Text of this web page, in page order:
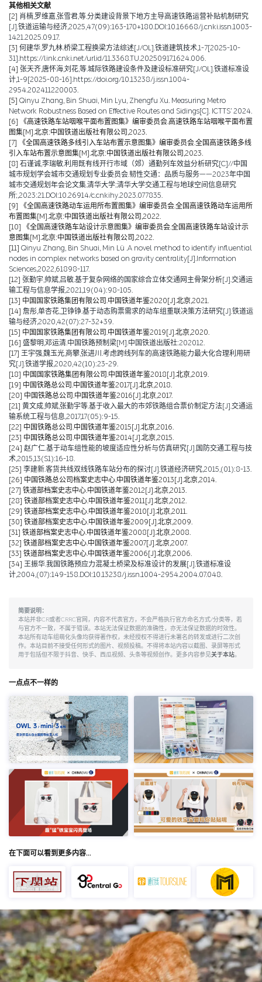
其他相关文献
[2] 肖楠,罗维嘉,张雪君,等.分类建设背景下地方主导高速铁路运营补贴机制研究
[J].铁道运输与经济,2025,47(09):163-170+180.DOI:10.16668/j.cnki.issn.1003-
1421.2025.09.17.
[3] 何建华,罗九林.桥梁工程换梁方法综述[J/OL].铁道建筑技术,1-7[2025-10-
31].https://link.cnki.net/urlid/11.3368.TU.20250917.1624.006.
[4] 张天齐,唐怀海,刘花,等.城际铁路建设条件及建设标准研究[J/OL].铁道标准设
计,1-9[2025-08-16].https://doi.org/10.13238/j.issn.1004-
2954.202411220003.
[5] Qinyu Zhang, Bin Shuai, Min Lyu, Zhengfu Xu. Measuring Metro
Network Robustness Based on Effective Routes and Sidings[C]. ICTTS’ 2024.
[6]
《高速铁路车站咽喉平面布置图集》编审委员会.高速铁路车站咽喉平面布置
图集[M].北京:中国铁道出版社有限公司,2023.
[7]
《全国高速铁路多线引入车站布置示意图集》编审委员会.全国高速铁路多线
引入车站布置示意图集[M].北京:中国铁道出版社有限公司,2023.
[8] 石谨诚,李瑞敏.利用既有线开行市域（郊）通勤列车效益分析研究[C]//中国
城市规划学会城市交通规划专业委员会.韧性交通：品质与服务——2023年中国
城市交通规划年会论文集.清华大学;清华大学交通工程与地球空间信息研究
所;,2023:21.DOI:10.26914/c.cnkihy.2023.077835.
[9]
《全国高速铁路动车运用所布置图集》编审委员会.全国高速铁路动车运用所
布置图集[M].北京:中国铁道出版社有限公司,2022.
[10]
《全国高速铁路车站设计示意图集》编审委员会.全国高速铁路车站设计示
意图集[M].北京:中国铁道出版社有限公司,2022.
[11] Qinyu Zhang, Bin Shuai, Min Lü .A novel method to identify influential
nodes in complex networks based on gravity centrality[J].Information
Sciences,2022,61898-117.
[12] 张勤宇,帅斌,吕敏.基于复杂网络的国家综合立体交通网主骨架分析[J].交通运
输工程与信息学报,2021,19(04):98-105.
[13] 中国国家铁路集团有限公司.中国铁道年鉴2020[J].北京,2021.
[14] 詹彤,单杏花,卫铮铮.基于动态购票需求的动车组重联决策方法研究[J].铁道运
输与经济,2020,42(07):27-32+39.
[15] 中国国家铁路集团有限公司.中国铁道年鉴2019[J].北京,2020.
[16] 盛黎明,邓运清.中国铁路预制梁[M].中国铁道出版社:202012.
[17] 王宇强,魏玉光,商攀,张进川.考虑跨线列车的高速铁路能力最大化合理利用研
究[J].铁道学报,2020,42(10):23-29.
[18] 中国国家铁路集团有限公司.中国铁道年鉴2018[J].北京,2019.
[19] 中国铁路总公司.中国铁道年鉴2017[J].北京,2018.
[20] 中国铁路总公司.中国铁道年鉴2016[J].北京,2017.
[21] 黄文成,帅斌,张勤宇等.基于收入最大的市郊铁路组合票价制定方法[J].交通运
输系统工程与信息,2017,17(05):9-15.
[22] 中国铁路总公司.中国铁道年鉴2015[J].北京,2016.
[23] 中国铁路总公司.中国铁道年鉴2014[J].北京,2015.
[24] 赵广仁.基于动车组性能的坡度适应性分析与仿真研究[J].国防交通工程与技
术,2015,13(S1):16-18.
[25] 李建新.客货共线双线铁路车站分布的探讨[J].铁道经济研究,2015,(01):8-13.
[26] 中国铁路总公司档案史志中心.中国铁道年鉴2013[J].北京,2014.
[27] 铁道部档案史志中心.中国铁道年鉴2012[J].北京,2013.
[28] 铁道部档案史志中心.中国铁道年鉴2011[J].北京,2012.
[29] 铁道部档案史志中心.中国铁道年鉴2010[J].北京,2011.
[30] 铁道部档案史志中心.中国铁道年鉴2009[J].北京,2009.
[31] 铁道部档案史志中心.中国铁道年鉴2008[J].北京,2008.
[32] 铁道部档案史志中心.中国铁道年鉴2007[J].北京,2007.
[33] 铁道部档案史志中心.中国铁道年鉴2006[J].北京,2006.
[34] 王振华.我国铁路预应力混凝土桥梁及标准设计的发展[J].铁道标准设
计,2004,(07):149-158.DOI:10.13238/j.issn.1004-2954.2004.07.048.
简要说明：
本站并非CR或者CRRC官网，内容不代表官方，不会严格执行官方命名方式/分类等，若
与官方不一致，不属于错误。本站无法保证数据的准确性，亦无法保证数据的时效性。
本站所有动车组萌化头像均获得著作权，未经授权不得进行未署名的转发或进行二次创
作。本站目前不接受任何形式的图片、视频投稿。不得将本站内容以截图、录屏等形式
用于包括但不限于抖音、快手、西瓜视频、头条等视频创作。更多内容参见关于本站。
一点点不一样的
在下面可以看到更多内容…